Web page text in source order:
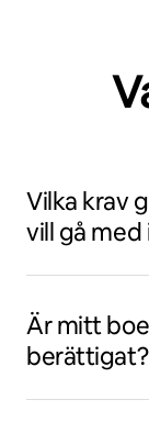
Vilka krav
vill gå
Är mitt
berättigat?